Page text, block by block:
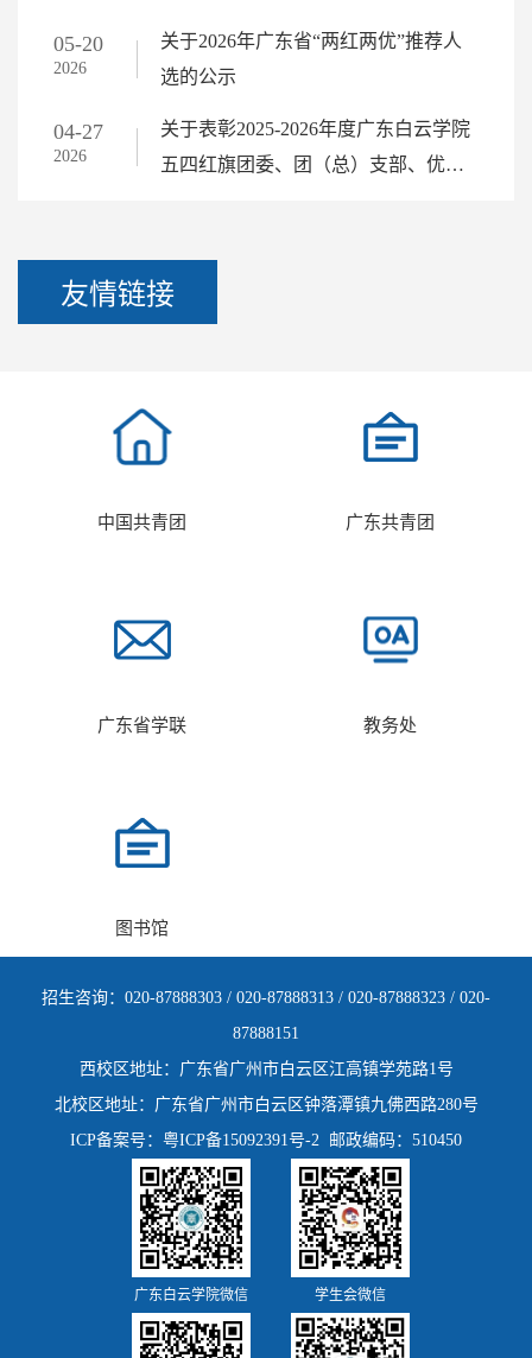
05-20
2026
关于2026年广东省“两红两优”推荐人
选的公示
04-27
2026
关于表彰2025-2026年度广东白云学院
五四红旗团委、团（总）支部、优秀
友情链接
中国共青团 广东共青团
广东省学联 教务处
图书馆
招生咨询：020-87888303 / 020-87888313 / 020-87888323 / 020-
87888151
西校区地址：广东省广州市白云区江高镇学苑路1号
北校区地址：广东省广州市白云区钟落潭镇九佛西路280号
ICP备案号：粤ICP备15092391号-2 邮政编码：510450
广东白云学院微信 学生会微信